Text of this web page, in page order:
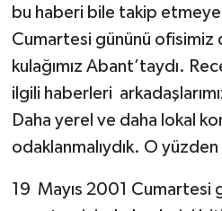
bu haberi bile takip
Cumartesi gününü ofisimiz
kulağımız Abant’taydı.
ilgili haberleri
Daha yerel ve daha lokal
odaklanmalıydık. O
19 Mayıs 2001 Cumartesi